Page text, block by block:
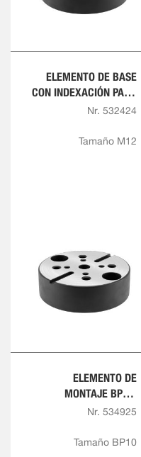
ELEMENTO DE BASE
CON INDEXACIÓN PARA
PLACAS DE MONTAJE
Nr. 532424
Tamaño M12
ELEMENTO DE
MONTAJE BP10,
BP10.3 Y BP20,
Nr. 534925
Tamaño BP10